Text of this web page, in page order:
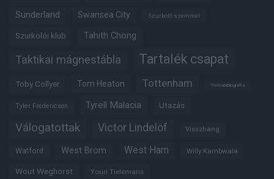
Sunderland Swansea City Szurkoló szemmel
Szurkolói klub Tahith Chong
Taktikai mágnestábla Tartalék csapat
Toby Collyer Tom Heaton Tottenham Trófeabibliográfia
Tyler Fredericson Tyrell Malacia Utazás
Válogatottak Victor Lindelöf Visszhang
Watford West Brom West Ham Willy Kambwala
Wout Weghorst Youri Tielemans